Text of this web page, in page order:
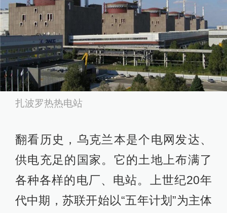
扎波罗热热电站
翻看历史，乌克兰本是个电网发达、
供电充足的国家。它的土地上布满了
各种各样的电厂、电站。上世纪20年
代中期，苏联开始以“五年计划”为主体